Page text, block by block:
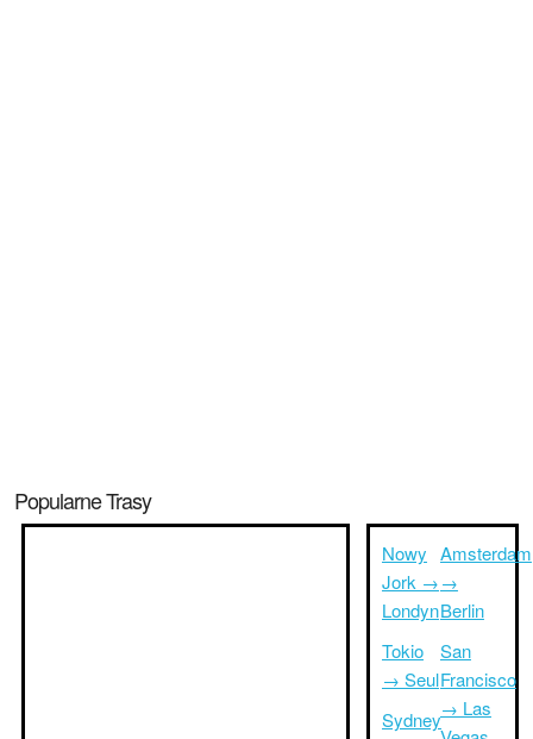
Popularne Trasy
Nowy
Jork →
Londyn
Tokio
→ Seul
Sydney
Amsterdam
→
Berlin
San
Francisco
→ Las